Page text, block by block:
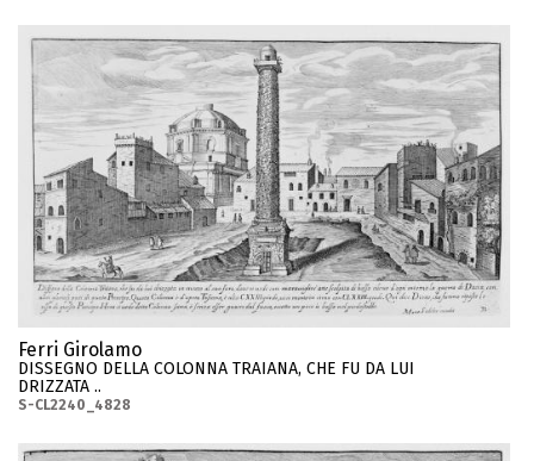
Ferri Girolamo
DISSEGNO DELLA COLONNA TRAIANA, CHE FU DA LUI
DRIZZATA ..
S-CL2240_4828